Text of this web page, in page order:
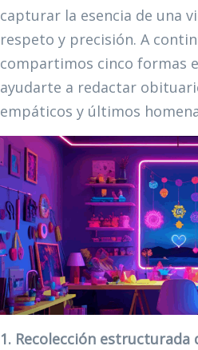
capturar la esencia de una
respeto y precisión. A
compartimos cinco formas
ayudarte a redactar
empáticos y últimos
1. Recolección estructurada